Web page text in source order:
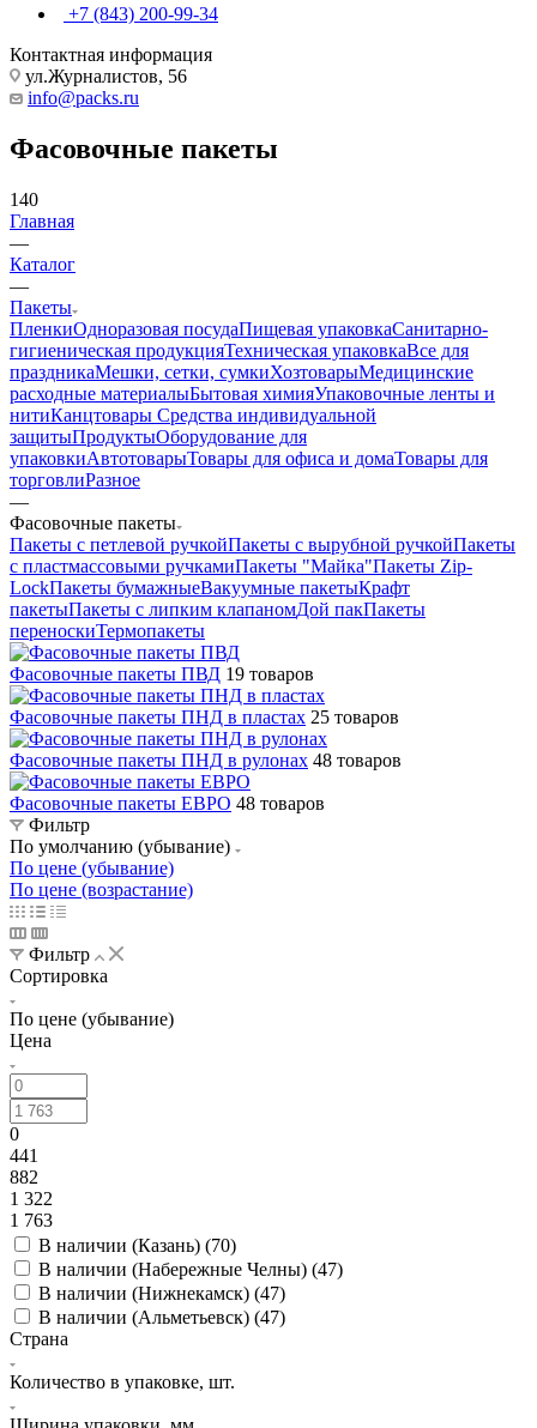
+7 (843) 200-99-34
Контактная информация
ул.Журналистов, 56
info@packs.ru
Фасовочные пакеты
140
Главная
—
Каталог
—
Пакеты
ПленкиОдноразовая посудаПищевая упаковкаСанитарно-
гигиеническая продукцияТехническая упаковкаВсе для
праздникаМешки, сетки, сумкиХозтоварыМедицинские
расходные материалыБытовая химияУпаковочные ленты и
нитиКанцтовары Средства индивидуальной
защитыПродуктыОборудование для
упаковкиАвтотоварыТовары для офиса и домаТовары для
торговлиРазное
—
Фасовочные пакеты
Пакеты с петлевой ручкойПакеты с вырубной ручкойПакеты
с пластмассовыми ручкамиПакеты "Майка"Пакеты Zip-
LockПакеты бумажныеВакуумные пакетыКрафт
пакетыПакеты с липким клапаномДой пакПакеты
переноскиТермопакеты
Фасовочные пакеты ПВД 19 товаров
Фасовочные пакеты ПНД в пластах 25 товаров
Фасовочные пакеты ПНД в рулонах 48 товаров
Фасовочные пакеты ЕВРО 48 товаров
Фильтр
По умолчанию (убывание)
По цене (убывание)
По цене (возрастание)
Фильтр
Сортировка
По цене (убывание)
Цена
0
441
882
1 322
1 763
В наличии (Казань) (70)
В наличии (Набережные Челны) (47)
В наличии (Нижнекамск) (47)
В наличии (Альметьевск) (47)
Страна
Количество в упаковке, шт.